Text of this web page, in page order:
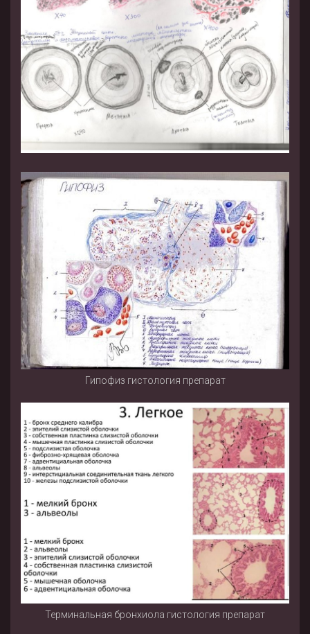
Гипофиз гистология препарат
Терминальная бронхиола гистология препарат